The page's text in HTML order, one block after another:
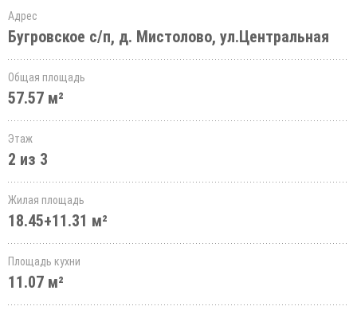
Адрес
Бугровское с/п, д. Мистолово, ул.Центральная
Общая площадь
57.57 м²
Этаж
2 из 3
Жилая площадь
18.45+11.31 м²
Площадь кухни
11.07 м²